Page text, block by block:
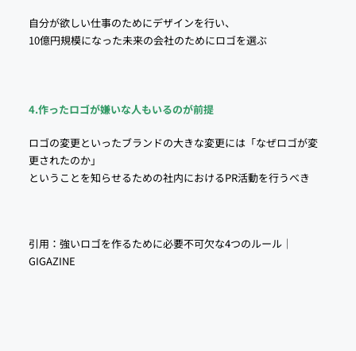
自分が欲しい仕事のためにデザインを行い、
10億円規模になった未来の会社のためにロゴを選ぶ
4.作ったロゴが嫌いな人もいるのが前提
ロゴの変更といったブランドの大きな変更には「なぜロゴが変
更されたのか」
ということを知らせるための社内におけるPR活動を行うべき
引用： 強いロゴを作るために必要不可欠な4つのルール｜
GIGAZINE